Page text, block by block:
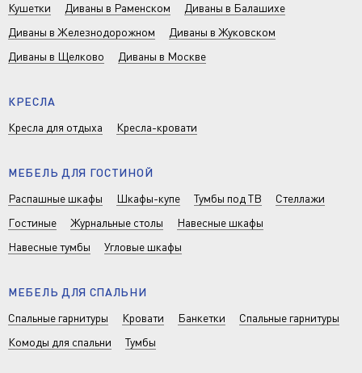
Кушетки
Диваны в Раменском
Диваны в Балашихе
Диваны в Железнодорожном
Диваны в Жуковском
Диваны в Щелково
Диваны в Москве
КРЕСЛА
Кресла для отдыха
Кресла-кровати
МЕБЕЛЬ ДЛЯ ГОСТИНОЙ
Распашные шкафы
Шкафы-купе Тумбы под ТВ
Стеллажи
Гостиные
Журнальные столы
Навесные шкафы
Навесные тумбы
Угловые шкафы
МЕБЕЛЬ ДЛЯ СПАЛЬНИ
Спальные гарнитуры
Кровати Банкетки
Спальные гарнитуры
Комоды для спальни
Тумбы